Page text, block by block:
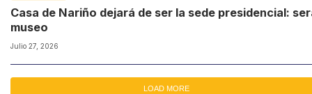
Casa de Nariño dejará de ser la sede presidencial:
museo
Julio 27, 2026
LOAD MORE